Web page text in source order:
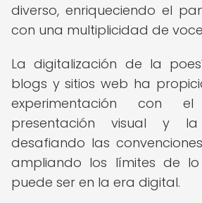
diverso, enriqueciendo el
con una multiplicidad de
La digitalización de la
blogs y sitios web ha
experimentación con
presentación visual y la
desafiando las
ampliando los límites de
puede ser en la era digital.